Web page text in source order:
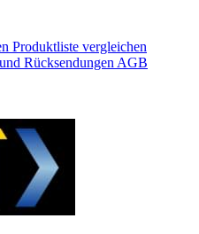
Produktliste vergleichen
Rücksendungen AGB